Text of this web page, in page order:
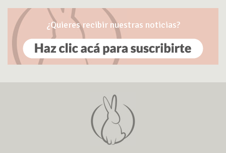
¿Quieres recibir nuestras noticias?